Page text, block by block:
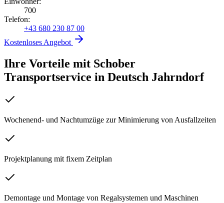
700
Telefon:
+43 680 230 87 00
Kostenloses Angebot
Ihre Vorteile mit Schober
Transportservice in Deutsch Jahrndorf
Wochenend- und Nachtumzüge zur Minimierung von Ausfallzeiten
Projektplanung mit fixem Zeitplan
Demontage und Montage von Regalsystemen und Maschinen